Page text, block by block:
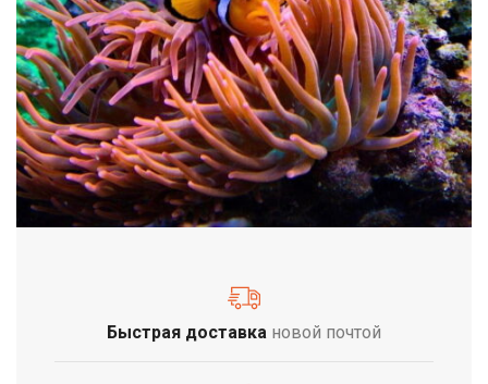
Быстрая доставка новой почтой